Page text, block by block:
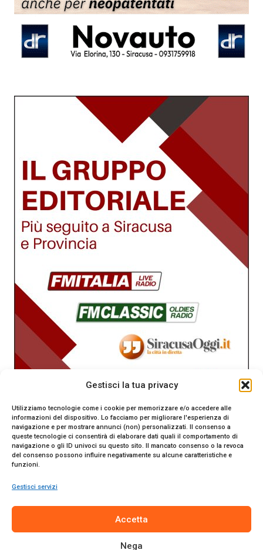
Gestisci la tua privacy
Utilizziamo tecnologie come i cookie per memorizzare e/o accedere alle
informazioni del dispositivo. Lo facciamo per migliorare l'esperienza di
navigazione e per mostrare annunci (non) personalizzati. Il consenso a
queste tecnologie ci consentirà di elaborare dati quali il comportamento di
navigazione o gli ID univoci su questo sito. Il mancato consenso o la revoca
del consenso possono influire negativamente su alcune caratteristiche e
funzioni.
Gestisci servizi
Accetta
Nega
Tribunale di Siracusa. Direttore responsabile Gianni Catania.